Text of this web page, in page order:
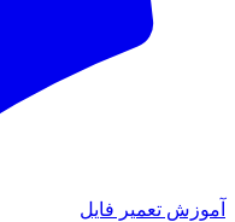
تعمیر فایل